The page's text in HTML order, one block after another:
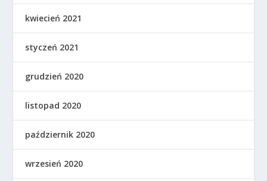
kwiecień 2021
styczeń 2021
grudzień 2020
listopad 2020
październik 2020
wrzesień 2020